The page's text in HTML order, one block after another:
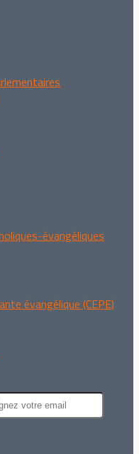
évangéliques
évangélique (CEPE)